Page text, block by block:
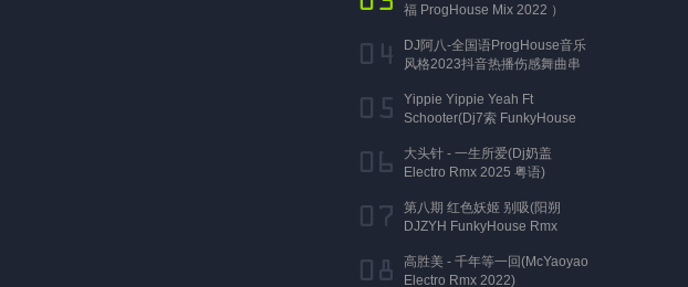
福 ProgHouse Mix 2022 ）
DJ阿八-全国语ProgHouse音乐
风格2023抖音热播伤感舞曲串
Yippie Yippie Yeah Ft
Schooter(Dj7索 FunkyHouse
大头针 - 一生所爱(Dj奶盖
Electro Rmx 2025 粤语)
第八期 红色妖姬 别吸(阳朔
DJZYH FunkyHouse Rmx
高胜美 - 千年等一回(McYaoyao
Electro Rmx 2022)